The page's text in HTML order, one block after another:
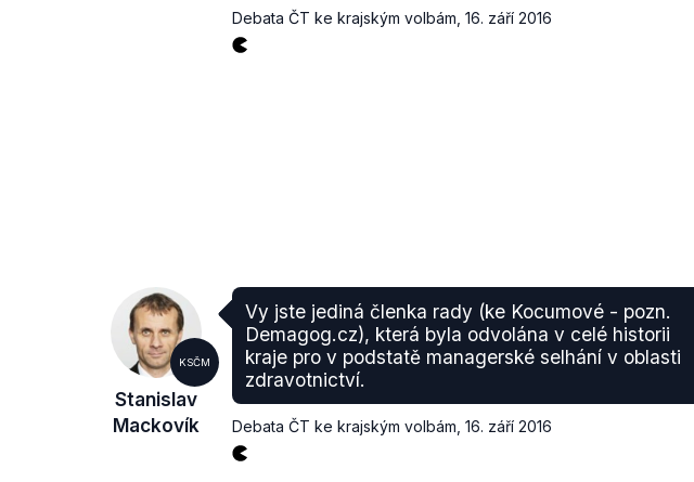
Debata ČT ke krajským volbám 16. září 2016
KSČM
Stanislav
Mackovík
Vy jste jediná členka rady (ke Kocumové - pozn.
Demagog.cz), která byla odvolána v celé historii
kraje pro v podstatě managerské selhání v oblasti
zdravotnictví.
Debata ČT ke krajským volbám 16. září 2016